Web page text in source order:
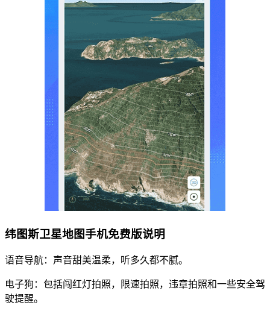
纬图斯卫星地图手机免费版说明
语音导航：声音甜美温柔，听多久都不腻。
电子狗：包括闯红灯拍照，限速拍照，违章拍照和一些安全驾
驶提醒。